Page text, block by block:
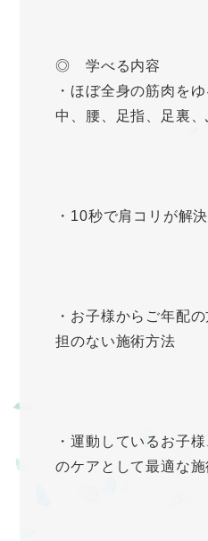
◎ 学べる内容
・ほぼ全身の筋肉を
中、腰、足指、足裏
・10秒で肩コリが解
・お子様からご年配
担のない施術方法
・運動しているお子
のケアとして最適な施